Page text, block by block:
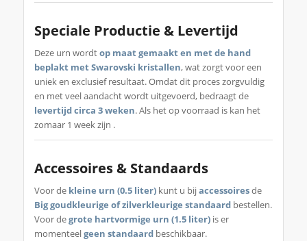
Speciale Productie & Levertijd
Deze urn wordtop maat gemaakt en met de hand
beplakt met Swarovski kristallen, wat zorgt voor een
uniek en exclusief resultaat. Omdat dit proces zorgvuldig
en met veel aandacht wordt uitgevoerd, bedraagt de
levertijd circa 3 weken. Als het op voorraad is kan het
zomaar 1 week zijn .
Accessoires & Standaards
Voor de kleine urn (0.5 liter)kunt u bijaccessoiresde
Big goudkleurige of zilverkleurige standaardbestellen.
Voor degrote hartvormige urn (1.5 liter)is er
momenteelgeen standaardbeschikbaar.